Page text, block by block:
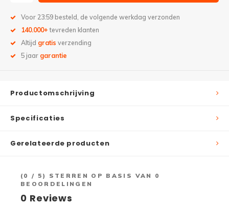
Voor 23:59 besteld, de volgende werkdag verzonden
140.000+ tevreden klanten
Altijd gratis verzending
5 jaar garantie
Productomschrijving
Specificaties
Gerelateerde producten
( 0 / 5) STERREN OP BASIS VAN 0
BEOORDELINGEN
0 Reviews